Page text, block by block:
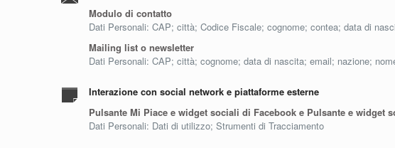
Modulo di contatto
Dati Personali: CAP; città; Codice Fiscale; cognome; contea; data di
Mailing list o newsletter
Dati Personali: CAP; città; cognome; data di nascita; email; nazione;
Interazione con social network e piattaforme esterne
Pulsante Mi Piace e widget sociali di Facebook e Pulsante e widget
Dati Personali: Dati di utilizzo; Strumenti di Tracciamento